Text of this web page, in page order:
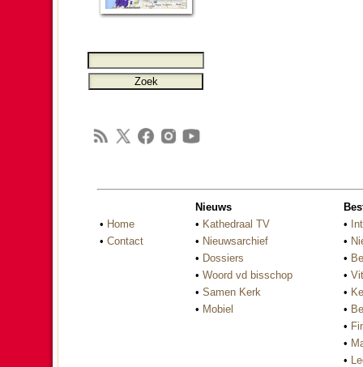
• Home
• Contact
Nieuws
• Kathedraal TV
• Nieuwsarchief
• Dossiers
• Woord vd bisschop
• Samen Kerk
• Mobiel
•
•
•
•
•
•
•
•
•